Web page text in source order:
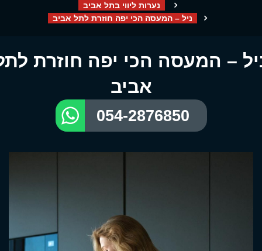
נערות ליווי בתל אביב
ניל – המעסה הכי יפה חוזרת לתל אביב
– המעסה הכי יפה חוזרת
אביב
054-2876850